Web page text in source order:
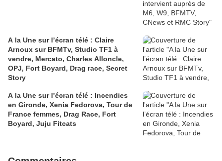
A la Une sur l’écran télé : Claire
Arnoux sur BFMTv, Studio TF1 à
vendre, Mercato, Charles Alloncle,
OPJ, Fort Boyard, Drag race, Secret
Story
A la Une sur l’écran télé : Incendies
en Gironde, Xenia Fedorova, Tour de
France femmes, Drag Race, Fort
Boyard, Juju Fitcats